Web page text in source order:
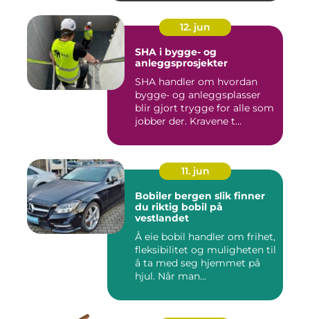
12. jun
SHA i bygge- og
anleggsprosjekter
SHA handler om hvordan
bygge- og anleggsplasser
blir gjort trygge for alle som
jobber der. Kravene t...
11. jun
Bobiler bergen slik finner
du riktig bobil på
vestlandet
Å eie bobil handler om frihet,
fleksibilitet og muligheten til
å ta med seg hjemmet på
hjul. Når man...